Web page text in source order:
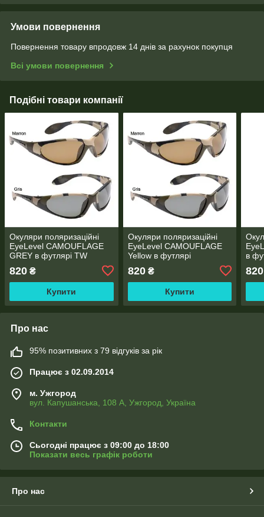
Умови повернення
Повернення товару впродовж 14 днів за рахунок покупця
Всі умови повернення
Подібні товари компанії
Окуляри поляризаційні
EyeLevel CAMOUFLAGE
GREY в футлярі TW
820 ₴
Купити
Окуляри поляризаційні
EyeLevel CAMOUFLAGE
Yellow в футлярі
820₴
Купити
в
820
Про нас
95% позитивних з 79 відгуків за рік
Працює з 02.09.2014
м. Ужгород
вул. Капушанська, 108 А, Ужгород, Україна
Контакти
Сьогодні працює з 09:00 до 18:00
Показати весь графік роботи
Про нас